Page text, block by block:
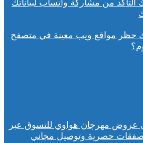
التأكد من مشاركة واتساب لبياناتك
حظر مواقع ويب معينة في متصفح
مهرجان هواوي للتسوق عبر
صفقات حصرية وتوصيل مجاني